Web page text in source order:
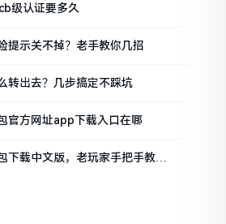
级认证要多久
提示关不掉？老手教你几招
转出去？几步搞定不踩坑
官方网址app下载入口在哪
下载中文版，老玩家手把手教你